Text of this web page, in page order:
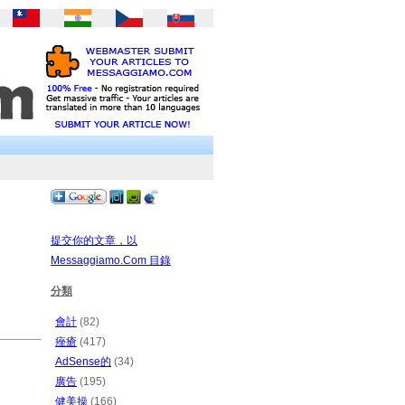
提交你的文章，以
Messaggiamo.Com 目錄
分類
會計 (82)
痤瘡 (417)
AdSense的 (34)
廣告 (195)
健美操 (166)